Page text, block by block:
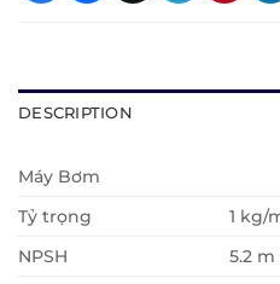
DESCRIPTION
Máy Bơm
Tỷ trọng
1 kg/
NPSH
5.2 m